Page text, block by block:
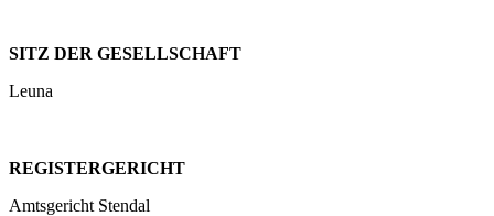
SITZ DER GESELLSCHAFT
Leuna
REGISTERGERICHT
Amtsgericht Stendal